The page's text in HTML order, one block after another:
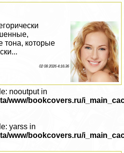
которые
02 08 2026 4:16:36
nooutput in
www/bookcovers.ru/
yarss in
www/bookcovers.ru/